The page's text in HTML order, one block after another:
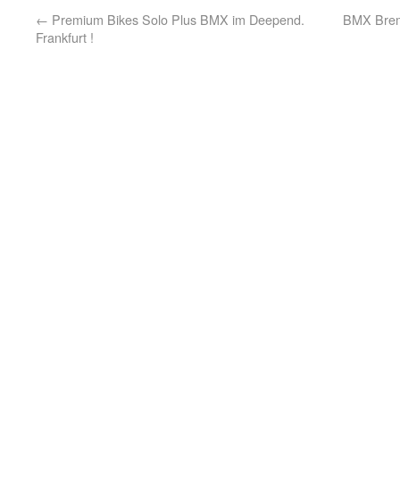
← Premium Bikes Solo Plus BMX im Deepend.
Frankfurt !
BMX